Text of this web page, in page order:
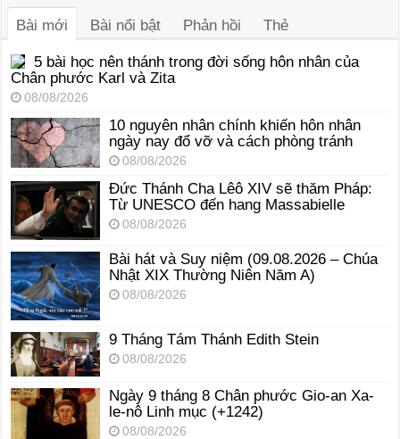
Bài mới Bài nổi bật Phản hồi Thẻ
5 bài học nên thánh trong đời sống hôn nhân của
Chân phước Karl và Zita
08/08/2026
10 nguyên nhân chính khiến hôn nhân
ngày nay đổ vỡ và cách phòng tránh
08/08/2026
Đức Thánh Cha Lêô XIV sẽ thăm Pháp:
Từ UNESCO đến hang Massabielle
08/08/2026
Bài hát và Suy niệm (09.08.2026 – Chúa
Nhật XIX Thường Niên Năm A)
08/08/2026
9 Tháng Tám Thánh Edith Stein
08/08/2026
Ngày 9 tháng 8 Chân phước Gio-an Xa-
le-nô Linh mục (+1242)
08/08/2026